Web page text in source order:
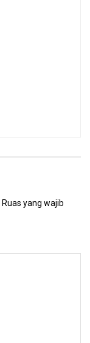
Ruas yang wajib